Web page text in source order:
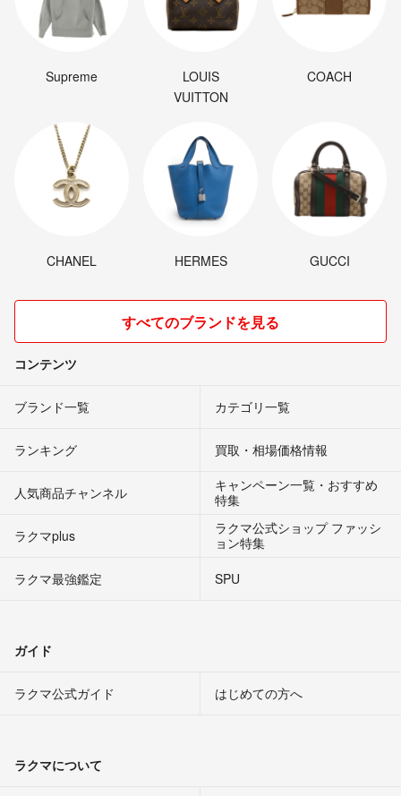
Supreme
LOUIS
VUITTON
COACH
CHANEL HERMES GUCCI
すべてのブランドを見る
コンテンツ
ブランド一覧 カテゴリ一覧
ランキング 買取・相場価格情報
人気商品チャンネル
キャンペーン一覧・おすすめ
特集
ラクマplus
ラクマ公式ショップ ファッシ
ョン特集
ラクマ最強鑑定
SPU
ガイド
ラクマ公式ガイド はじめての方へ
ラクマについて